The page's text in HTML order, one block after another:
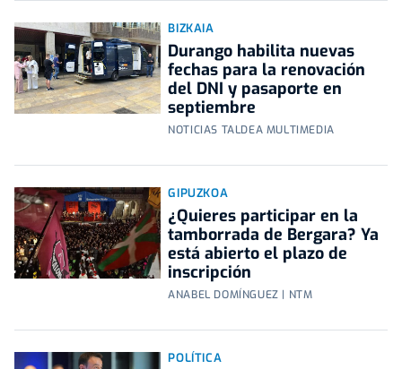
BIZKAIA
Durango habilita nuevas
fechas para la renovación
del DNI y pasaporte en
septiembre
NOTICIAS TALDEA MULTIMEDIA
GIPUZKOA
¿Quieres participar en la
tamborrada de Bergara? Ya
está abierto el plazo de
inscripción
ANABEL DOMÍNGUEZ | NTM
POLÍTICA